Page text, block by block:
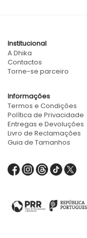
Institucional
A Dhika
Contactos
Torne-se parceiro
Informações
Termos e Condições
Política de Privacidade
Entregas e Devoluções
Livro de Reclamações
Guia de Tamanhos